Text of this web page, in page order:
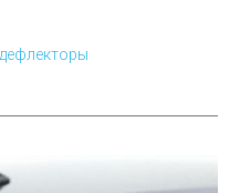
дефлекторы